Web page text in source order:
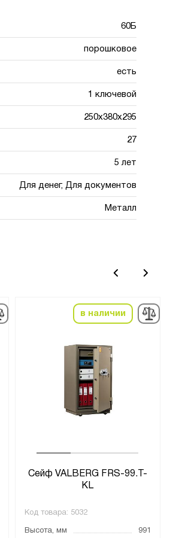
60Б
порошковое
есть
1 ключевой
250x380x295
27
5 лет
Для денег, Для документов
Металл
в наличии
Сейф VALBERG FRS-99.T-
KL
Код товара: 5032
Высота, мм
991